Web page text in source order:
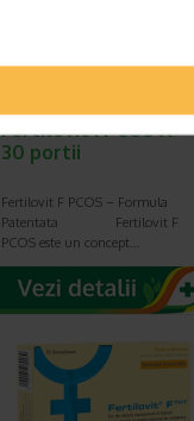
Fertilovit FPCOS X
30 portii
Fertilovit F PCOS – Formula
Patentata Fertilovit F
PCOS este un concept…